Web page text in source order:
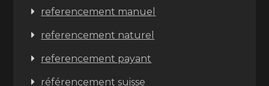
referencement manuel
referencement naturel
referencement payant
référencement suisse